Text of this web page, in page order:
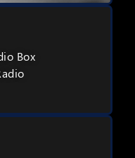
Box